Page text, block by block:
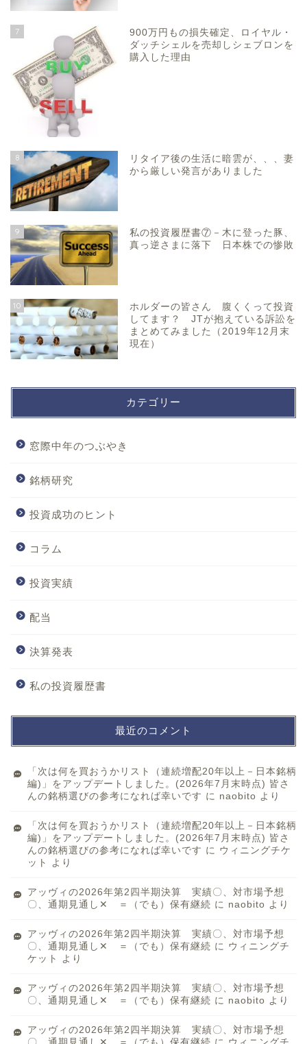
7
900万円もの損失確定、ロイヤル・
ダッチシェルを売却しシェブロンを
購入した理由
8
リタイア後の生活に暗雲が、、、妻
から厳しい発言がありました
9
私の投資履歴書⑦－木に登った豚、
真っ逆さまに落下 日本株での惨敗
10
ホルダーの皆さん 腹くくって投資
してます？ JTが抱えている訴訟を
まとめてみました（2019年12月末
現在）
カテゴリー
窓際中年のつぶやき
銘柄研究
投資成功のヒント
コラム
投資実績
配当
決算発表
私の投資履歴書
最近のコメント
「次は何を買おうかリスト（連続増配20年以上－日本銘柄
編)」をアップデートしました。(2026年7月末時点) 皆さ
んの銘柄選びの参考になれば幸いです に naobito より
「次は何を買おうかリスト（連続増配20年以上－日本銘柄
編)」をアップデートしました。(2026年7月末時点) 皆さ
んの銘柄選びの参考になれば幸いです に ウィニングチケ
ット
より
アッヴィの2026年第2四半期決算 実績〇、対市場予想
〇、通期見通し✕ ＝（でも）保有継続 に naobito より
アッヴィの2026年第2四半期決算 実績〇、対市場予想
〇、通期見通し✕ ＝（でも）保有継続 に ウィニングチ
ケット
より
アッヴィの2026年第2四半期決算 実績〇、対市場予想
〇、通期見通し✕ ＝（でも）保有継続 に naobito より
アッヴィの2026年第2四半期決算 実績〇、対市場予想